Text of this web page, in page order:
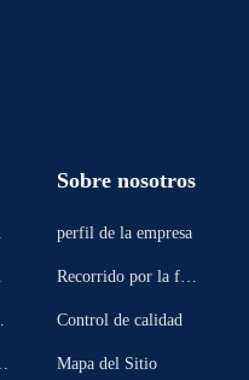
Sobre nosotros
perfil de la empresa
Recorrido por la fábr
Control de calidad
Mapa del Sitio